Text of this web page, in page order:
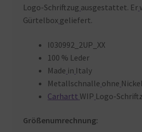
Logo-Schriftzug ausgestattet. Er
Gürtelbox geliefert.
I030992_2UP_XX
100 % Leder
Made in Italy
Metallschnalle ohne Nickel
Carhartt WIP Logo-
Größenumrechnung: